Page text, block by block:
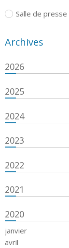
Salle de presse
Archives
2026
2025
2024
2023
2022
2021
2020
janvier
avril